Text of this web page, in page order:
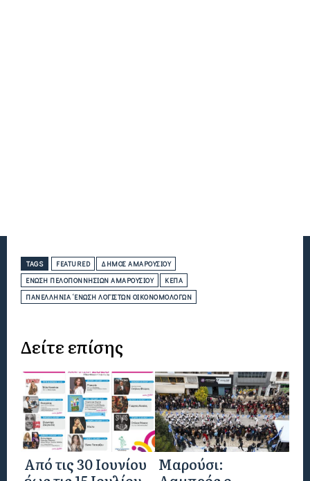
TAGS FEATURED
ΔΉΜΟΣ ΑΜΑΡΟΥΣΊΟΥ
ΈΝΩΣΗ ΠΕΛΟΠΟΝΝΗΣΊΩΝ ΑΜΑΡΟΥΣΊΟΥ
ΚΕΠΑ
ΠΑΝΕΛΛΉΝΙΑ ‘ΕΝΩΣΗ ΛΟΓΙΣΤΏΝ ΟΙΚΟΝΟΜΟΛΌΓΩΝ
Δείτε επίσης
Από τις 30 Ιουνίου
Μαρούσι: